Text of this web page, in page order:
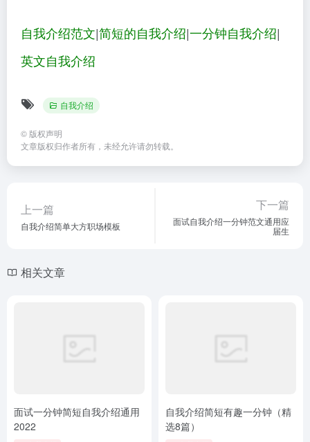
自我介绍范文|简短的自我介绍|一分钟自我介绍|
英文自我介绍
自我介绍
© 版权声明
文章版权归作者所有，未经允许请勿转载。
上一篇
自我介绍简单大方职场模板
下一篇
面试自我介绍一分钟范文通用应
届生
相关文章
面试一分钟简短自我介绍通用
2022
自我介绍简短有趣一分钟（精
选8篇）